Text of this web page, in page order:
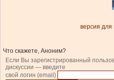
версия для
Что скажете, Аноним?
Если Вы зарегистрированный
дискуссии — введите
свой логин (email)